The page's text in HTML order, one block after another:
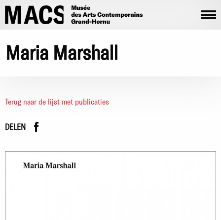
Overslaan en naar de inhoud gaan
Maria Marshall
Terug naar de lijst met publicaties
DELEN